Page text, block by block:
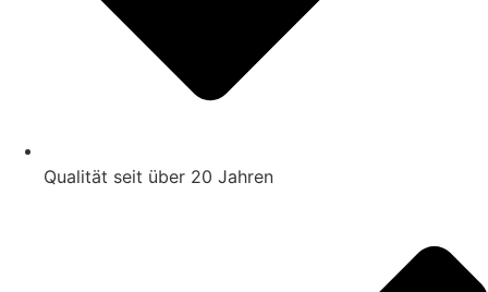
Qualität seit über 20 Jahren